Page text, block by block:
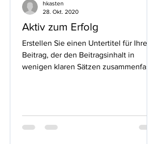
Aktiv zum Erfolg
Erstellen Sie einen Untertitel für Ihren
Beitrag, der den Beitragsinhalt in
wenigen klaren Sätzen zusammenfasst
hkasten
28. Okt. 2020